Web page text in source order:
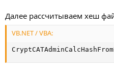
Далее рассчитываем хеш
VB.NET / VBA: